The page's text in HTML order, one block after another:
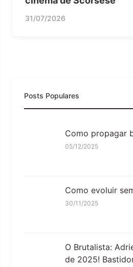
31/07/2026
Posts Populares
Como propagar
05/12/2025
Como evoluir
30/11/2025
O Brutalista:
de 2025!